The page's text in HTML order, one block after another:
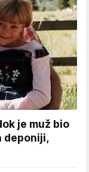
je muž bio
deponiji,